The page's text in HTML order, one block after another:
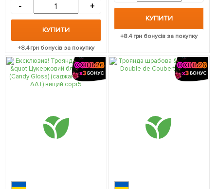
- +
КУПИТИ
+8.4грн бонусів за покупку
КУПИТИ
+8.4грн бонусів за покупку